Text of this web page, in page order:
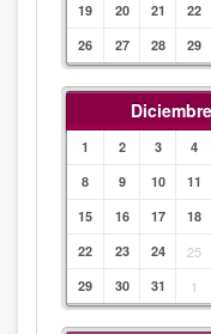
19
20 21 22
26
27 28 29
1 2 3 4
8
9 10 11
15
16 17 18
22
23 24 25
29
30 31 1